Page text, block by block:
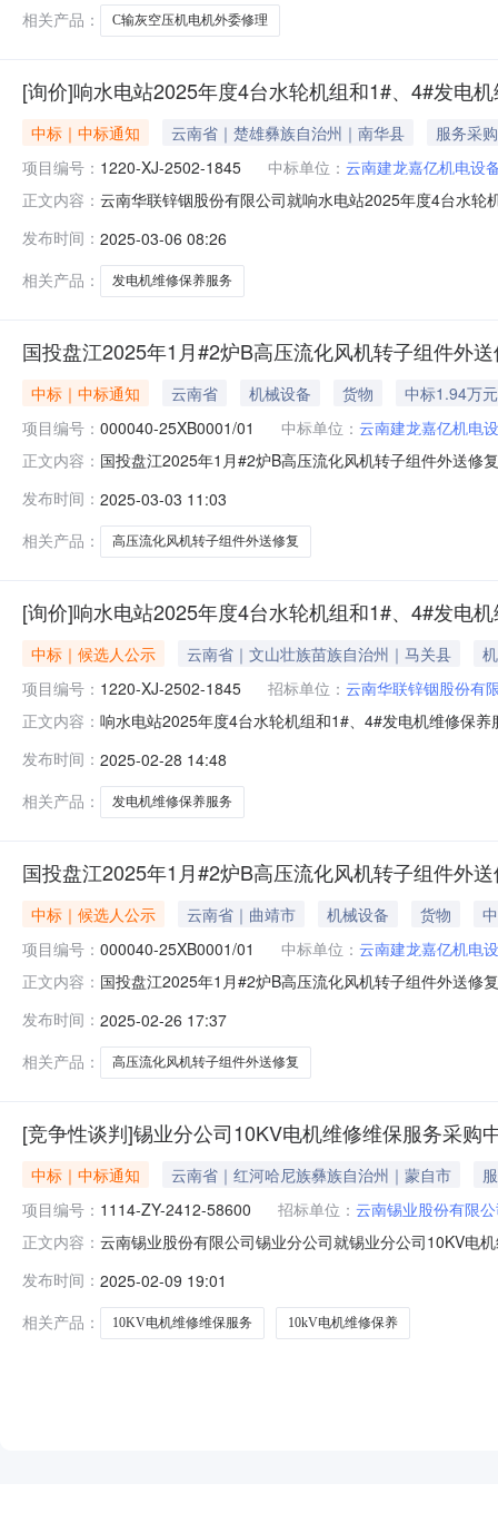
相关产品：
C输灰空压机电机外委修理
[询价]响水电站2025年度4台水轮机组和1#、4#发电
中标｜中标通知 云南省｜楚雄彝族自治州｜南华县
服务采购
项目编号： 1220-XJ-2502-1845 中标单位： 云南建龙嘉亿机电设
正文内容： 云南华联锌铟股份有限公司就响水电站2025年度4台水
联锌铟股份有限公司2025年03月06日
发布时间： 2025-03-06 08:26
相关产品：
发电机维修保养服务
国投盘江2025年1月#2炉B高压流化风机转子组件外
中标｜中标通知 云南省 机械设备 货物
中标1.94万元
项目编号： 000040-25XB0001/01 中标单位： 云南建龙嘉亿机电
正文内容： 国投盘江2025年1月#2炉B高压流化风机转子组件外送
和供应业--电力生产公告开始时间：2025-03-0310:00备
发布时间： 2025-03-03 11:03
相关产品：
高压流化风机转子组件外送修复
[询价]响水电站2025年度4台水轮机组和1#、4#发电
中标｜候选人公示 云南省｜文山壮族苗族自治州｜马关县
项目编号： 1220-XJ-2502-1845 招标单位： 云南华联锌铟股份有
正文内容： 响水电站2025年度4台水轮机组和1#、4#发电机维修保
2502-1845）公示开始时间：2025-02-2814:33公示结束
发布时间： 2025-02-28 14:48
相关产品：
发电机维修保养服务
国投盘江2025年1月#2炉B高压流化风机转子组件外
中标｜候选人公示 云南省｜曲靖市 机械设备 货物
项目编号： 000040-25XB0001/01 中标单位： 云南建龙嘉亿机电
正文内容： 国投盘江2025年1月#2炉B高压流化风机转子组件外送
产和供应业--电力生产公示开始时间：2025-02-2617:00
发布时间： 2025-02-26 17:37
相关产品：
高压流化风机转子组件外送修复
[竞争性谈判]锡业分公司10KV电机维修维保服务采购
中标｜中标通知 云南省｜红河哈尼族彝族自治州｜蒙自市
项目编号： 1114-ZY-2412-58600 招标单位： 云南锡业股份有限
正文内容： 云南锡业股份有限公司锡业分公司就锡业分公司10KV电
司项1云南建龙嘉亿机电设备有限公司云南锡业股份有限
发布时间： 2025-02-09 19:01
相关产品：
10KV电机维修维保服务 10kV电机维修保养